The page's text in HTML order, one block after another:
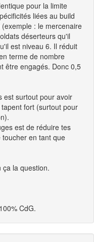
pour la limite
liées au build
: le mercenaire
déserteurs qu'il
est niveau 6. Il réduit
terme de nombre
être engagés. Donc 0,5
est surtout pour avoir
fort (surtout pour
est de réduire tes
en tant que
ça la question.
CdG.